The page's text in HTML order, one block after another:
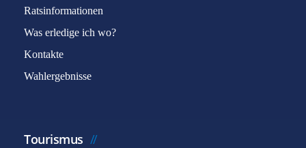
Ratsinformationen
Was erledige ich wo?
Kontakte
Wahlergebnisse
Tourismus